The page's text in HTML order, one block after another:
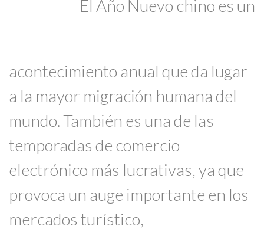
El Año Nuevo chino es un
acontecimiento anual que da lugar
a la mayor migración humana del
mundo. También es una de las
temporadas de comercio
electrónico más lucrativas, ya que
provoca un auge importante en los
mercados turístico,